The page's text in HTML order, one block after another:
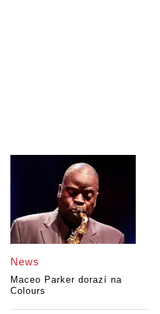
News
Maceo Parker dorazí na
Colours